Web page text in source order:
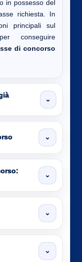
in possesso del
richiesta. In
principali sul
conseguire
di concorso
⌄
⌄
⌄
⌄
⌄